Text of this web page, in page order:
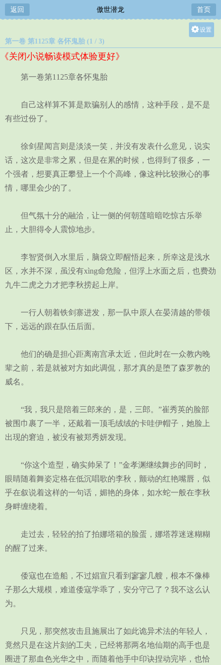
返回 傲世潜龙 首页
设置
第一卷 第1125章 各怀鬼胎 (1 / 3)
《关闭小说畅读模式体验更好》
第一卷第1125章各怀鬼胎
自己这样算不算是欺骗别人的感情，这种手段，是不是
有些过份了。
徐剑星闻言则是淡淡一笑，并没有发表什么意见，说实
话，这次是非常之累，但是在累的时候，也得到了很多，一
个强者，想要真正攀登上一个个高峰，像这种比较揪心的事
情，哪里会少的了。
但气氛十分的融洽，让一侧的何朝莲暗暗吃惊古乐举
止，大胆得令人震惊地步。
李智贤倒入水里后，脑袋立即醒悟起来，所幸这是浅水
区，水并不深，虽没有xìng命危险，但浮上水面之后，也费劲
九牛二虎之力才把李秋捞起上岸。
一行人朝着铁剑寨进发，那一队中原人在晏清越的带领
下，远远的跟在队伍后面。
他们的确是担心距离南宫承太近，但此时在一众教内晚
辈之前，若是就被对方如此调侃，那才真的是堕了森罗教的
威名。
“我，我只是陪着三郎来的，是，三郎。”崔秀英的脸部
被围巾裹了一半，还戴着一顶毛绒绒的卡哇伊帽子，她脸上
出现的窘迫，被没有被郑秀妍发现。
“你这个造型，确实帅呆了！”金孝渊继续舞步的同时，
眼睛随着舞姿定格在低沉唱歌的李秋，颤动的红艳嘴唇，似
乎在叙说着这样的一句话，媚艳的身体，如水蛇一般在李秋
身畔缠绕着。
走过去，轻轻的拍了拍娜塔箱的脸蛋，娜塔荐迷迷糊糊
的醒了过来。
倭寇也在造船，不过娼宣只看到寥寥几艘，根本不像棒
子那么大规模，难道倭寇学乖了，安分守己了？我不这么认
为。
只见，那突然攻击且施展出了如此诡异术法的年轻人，
竟然只是在这片刻的工夫，已经将那两名地仙期的高手也是
圈进了那血色光华之中，而随着他手中印诀捏动完毕，也恰